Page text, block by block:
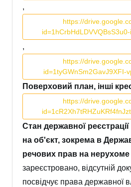
,
https://
,
https://
id=1tyGWnSm2GavJ9XFI-
Поверховий план, інші
https://
Стан державної
на об'єкт, зокрема в
речових прав на
зареєстровано, відсутній
посвідчує права державної